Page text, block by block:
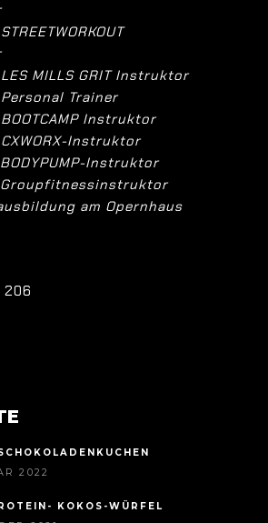
MILLS GRIT Instruktor
Trainer
Instruktor
Instruktor
Instruktor
Groupfitnessinstruktor
am Opernhaus
206
2022
KOKOS-WÜRFEL